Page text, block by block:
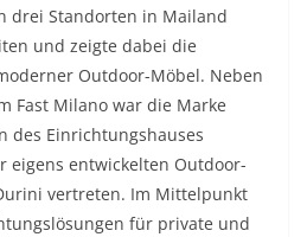
drei Standorten in Mailand
und zeigte dabei die
Outdoor-Möbel. Neben
Fast Milano war die Marke
des Einrichtungshauses
eigens entwickelten Outdoor-
vertreten. Im Mittelpunkt
für private und